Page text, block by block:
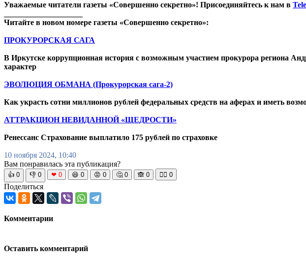
Уважаемые читатели газеты «Совершенно секретно»! Присоединяйтесь к нам в
Читайте в новом номере газеты «Совершенно секретно»:
ПРОКУРОРСКАЯ САГА
В Иркутске коррупционная история с возможным участием прокурора региона
характер
ЭВОЛЮЦИЯ ОБМАНА (Прокурорская сага-2)
Как украсть сотни миллионов рублей федеральных средств на аферах и иметь
АТТРАКЦИОН НЕВИДАННОЙ «ЩЕДРОСТИ»
Ренессанс Страхование выплатило 175 рублей по страховке
10 ноября 2024, 10:40
Вам понравилась эта публикация?
👍 0 👎 0 ❤ 0 😆 0 😡 0 🤔 0 🙈 0 🧘‍♀️ 0
Поделиться
Комментарии
Оставить комментарий